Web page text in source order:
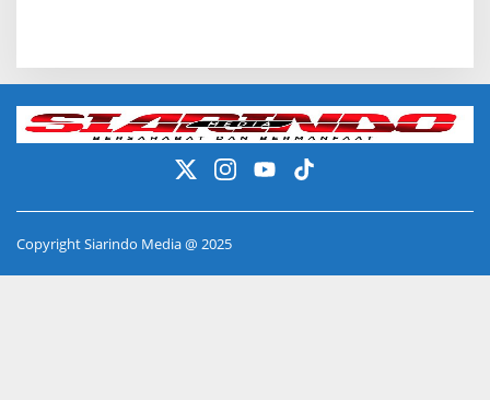
Copyright Siarindo Media @ 2025